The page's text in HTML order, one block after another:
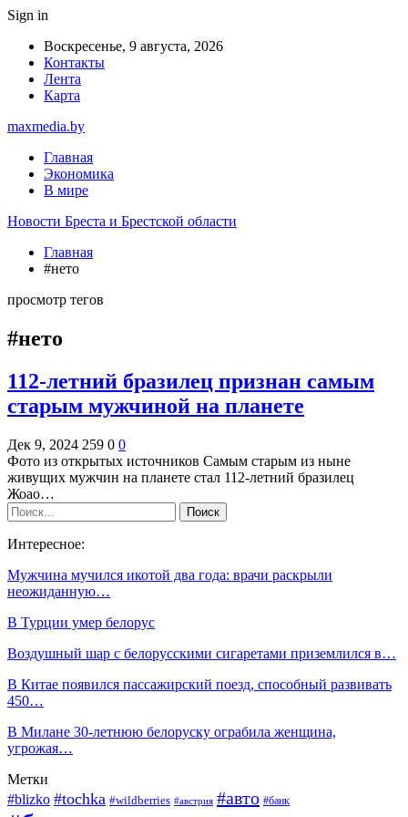
Sign in
Воскресенье, 9 августа, 2026
Контакты
Лента
Карта
maxmedia.by
Главная
Экономика
В мире
Новости Бреста и Брестской области
Главная
#нето
просмотр тегов
#нето
112-летний бразилец признан самым
старым мужчиной на планете
Дек 9, 2024 259 0 0
Фото из открытых источников Самым старым из ныне
живущих мужчин на планете стал 112-летний бразилец
Жоао…
Интересное:
Мужчина мучился икотой два года: врачи раскрыли
неожиданную…
В Турции умер белорус
Воздушный шар с белорусскими сигаретами приземлился в…
В Китае появился пассажирский поезд, способный развивать
450…
В Милане 30-летнюю белоруску ограбила женщина,
угрожая…
Метки
#blizko #tochka #wildberries #австрия #авто #банк